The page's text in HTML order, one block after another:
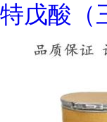
特戊酸（